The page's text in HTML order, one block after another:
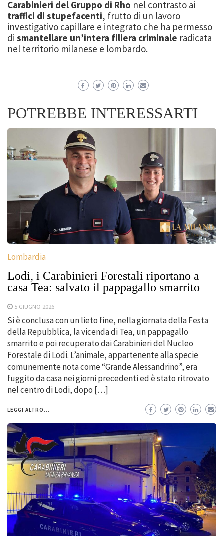
Carabinieri del Gruppo di Rho nel contrasto ai
traffici di stupefacenti, frutto di un lavoro
investigativo capillare e integrato che ha permesso
di smantellare un’intera filiera criminale radicata
nel territorio milanese e lombardo.
POTREBBE INTERESSARTI
Lombardia
Lodi, i Carabinieri Forestali riportano a
casa Tea: salvato il pappagallo smarrito
5 GIUGNO 2026
Si è conclusa con un lieto fine, nella giornata della Festa
della Repubblica, la vicenda di Tea, un pappagallo
smarrito e poi recuperato dai Carabinieri del Nucleo
Forestale di Lodi. L’animale, appartenente alla specie
comunemente nota come “Grande Alessandrino”, era
fuggito da casa nei giorni precedenti ed è stato ritrovato
nel centro di Lodi, dopo […]
LEGGI ALTRO...